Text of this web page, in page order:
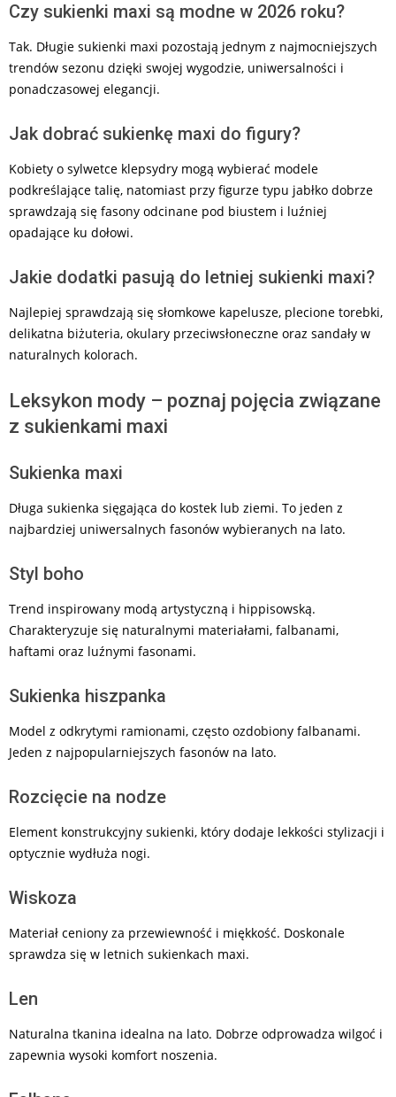
Czy sukienki maxi są modne w 2026 roku?
Tak. Długie sukienki maxi pozostają jednym z najmocniejszych
trendów sezonu dzięki swojej wygodzie, uniwersalności i
ponadczasowej elegancji.
Jak dobrać sukienkę maxi do figury?
Kobiety o sylwetce klepsydry mogą wybierać modele
podkreślające talię, natomiast przy figurze typu jabłko dobrze
sprawdzają się fasony odcinane pod biustem i luźniej
opadające ku dołowi.
Jakie dodatki pasują do letniej sukienki maxi?
Najlepiej sprawdzają się słomkowe kapelusze, plecione torebki,
delikatna biżuteria, okulary przeciwsłoneczne oraz sandały w
naturalnych kolorach.
Leksykon mody – poznaj pojęcia związane
z sukienkami maxi
Sukienka maxi
Długa sukienka sięgająca do kostek lub ziemi. To jeden z
najbardziej uniwersalnych fasonów wybieranych na lato.
Styl boho
Trend inspirowany modą artystyczną i hippisowską.
Charakteryzuje się naturalnymi materiałami, falbanami,
haftami oraz luźnymi fasonami.
Sukienka hiszpanka
Model z odkrytymi ramionami, często ozdobiony falbanami.
Jeden z najpopularniejszych fasonów na lato.
Rozcięcie na nodze
Element konstrukcyjny sukienki, który dodaje lekkości stylizacji i
optycznie wydłuża nogi.
Wiskoza
Materiał ceniony za przewiewność i miękkość. Doskonale
sprawdza się w letnich sukienkach maxi.
Len
Naturalna tkanina idealna na lato. Dobrze odprowadza wilgoć i
zapewnia wysoki komfort noszenia.